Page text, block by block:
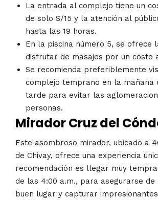
La entrada al complejo tiene un
de solo S/15 y la atención al
hasta las 19 horas.
En la piscina número 5, se ofrece
disfrutar de masajes por un costo
Se recomienda preferiblemente
complejo temprano en la mañana
tarde para evitar las
personas.
Mirador Cruz del
Este asombroso mirador, ubicado a
de Chivay, ofrece una experiencia
recomendación es llegar muy
de las 4:00 a.m., para asegurarse de
buen lugar y capturar